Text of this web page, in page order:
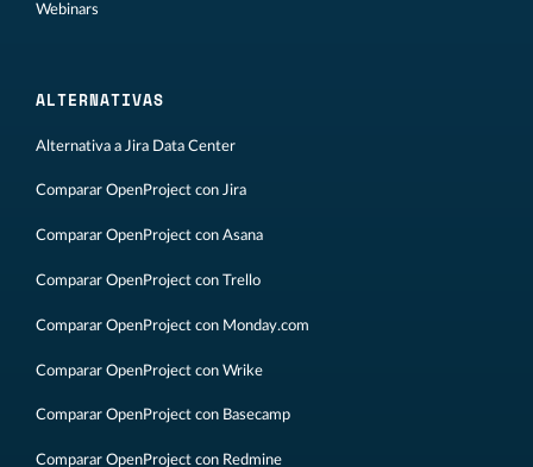
Webinars
ALTERNATIVAS
Alternativa a Jira Data Center
Comparar OpenProject con Jira
Comparar OpenProject con Asana
Comparar OpenProject con Trello
Comparar OpenProject con Monday.com
Comparar OpenProject con Wrike
Comparar OpenProject con Basecamp
Comparar OpenProject con Redmine